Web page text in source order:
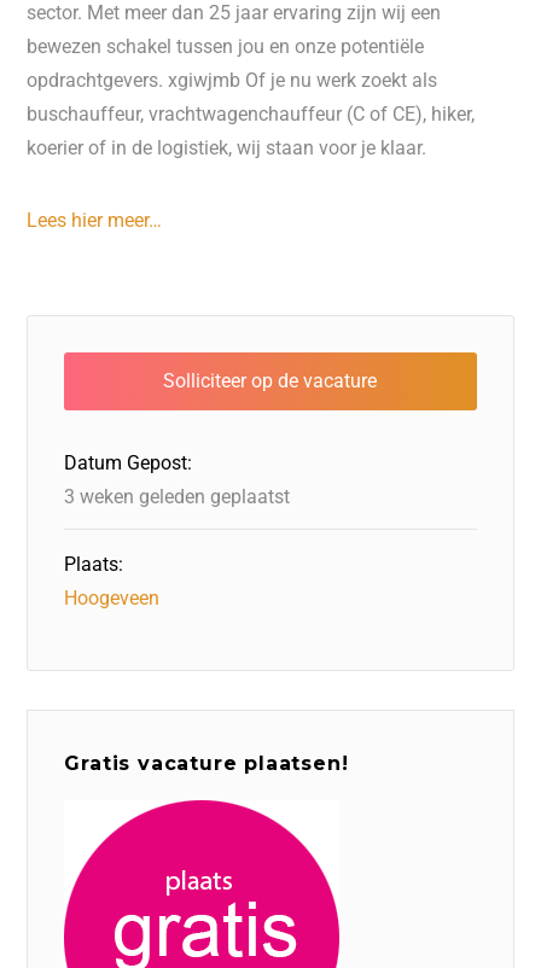
sector. Met meer dan 25 jaar ervaring zijn wij een
bewezen schakel tussen jou en onze potentiële
opdrachtgevers. xgiwjmb Of je nu werk zoekt als
buschauffeur, vrachtwagenchauffeur (C of CE), hiker,
koerier of in de logistiek, wij staan voor je klaar.
Lees hier meer…
Datum Gepost:
3 weken geleden geplaatst
Plaats:
Hoogeveen
Gratis vacature plaatsen!